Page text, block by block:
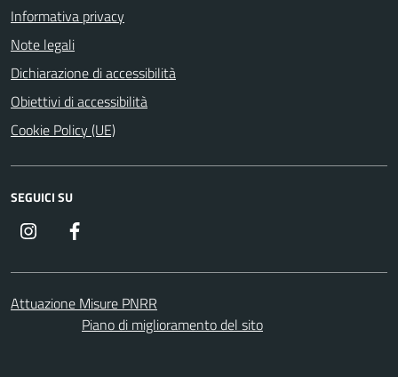
Informativa privacy
Note legali
Dichiarazione di accessibilità
Obiettivi di accessibilità
Cookie Policy (UE)
SEGUICI SU
Instagram
Attuazione Misure PNRR
Piano di miglioramento del sito